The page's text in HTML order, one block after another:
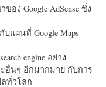
ง Google AdSense ซึ่ง
แผนที่ Google Maps
engine อย่าง
อื่นๆ อีกมากมาย กับการ
ทั่วโลก